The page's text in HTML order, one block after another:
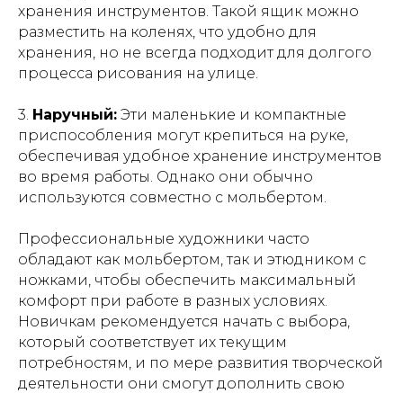
хранения инструментов. Такой ящик можно
разместить на коленях, что удобно для
хранения, но не всегда подходит для долгого
процесса рисования на улице.
3. Наручный: Эти маленькие и компактные
приспособления могут крепиться на руке,
обеспечивая удобное хранение инструментов
во время работы. Однако они обычно
используются совместно с мольбертом.
Профессиональные художники часто
обладают как мольбертом, так и этюдником с
ножками, чтобы обеспечить максимальный
комфорт при работе в разных условиях.
Новичкам рекомендуется начать с выбора,
который соответствует их текущим
потребностям, и по мере развития творческой
деятельности они смогут дополнить свою